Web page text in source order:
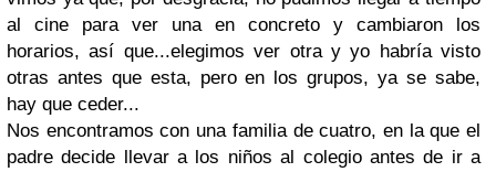
al cine para ver una en concreto y cambiaron los
horarios, así que...elegimos ver otra y yo habría visto
otras antes que esta, pero en los grupos, ya se sabe,
hay que ceder...
Nos encontramos con una familia de cuatro, en la que el
padre decide llevar a los niños al colegio antes de ir a